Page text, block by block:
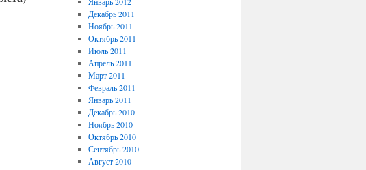
Декабрь 2011
Ноябрь 2011
Октябрь 2011
Июль 2011
Апрель 2011
Март 2011
Февраль 2011
Январь 2011
Декабрь 2010
Ноябрь 2010
Октябрь 2010
Сентябрь 2010
Август 2010